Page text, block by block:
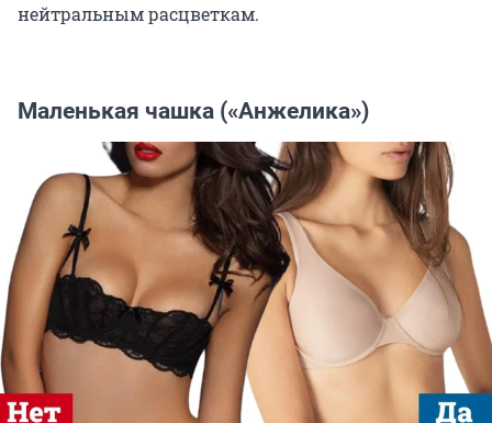
нейтральным расцветкам.
Маленькая чашка («Анжелика»)